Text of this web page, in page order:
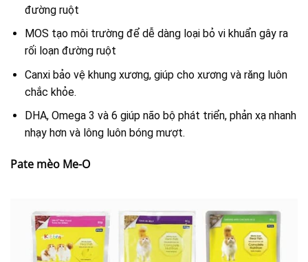
đường ruột
MOS tạo môi trường để dễ dàng loại bỏ vi khuẩn gây ra
rối loạn đường ruột
Canxi bảo vệ khung xương, giúp cho xương và răng luôn
chắc khỏe.
DHA, Omega 3 và 6 giúp não bộ phát triển, phản xạ nhanh
nhạy hơn và lông luôn bóng mượt.
Pate mèo Me-O